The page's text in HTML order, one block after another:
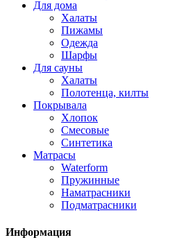
Для дома
Халаты
Пижамы
Одежда
Шарфы
Для сауны
Халаты
Полотенца, килты
Покрывала
Хлопок
Смесовые
Синтетика
Матрасы
Waterform
Пружинные
Наматрасники
Подматрасники
Информация